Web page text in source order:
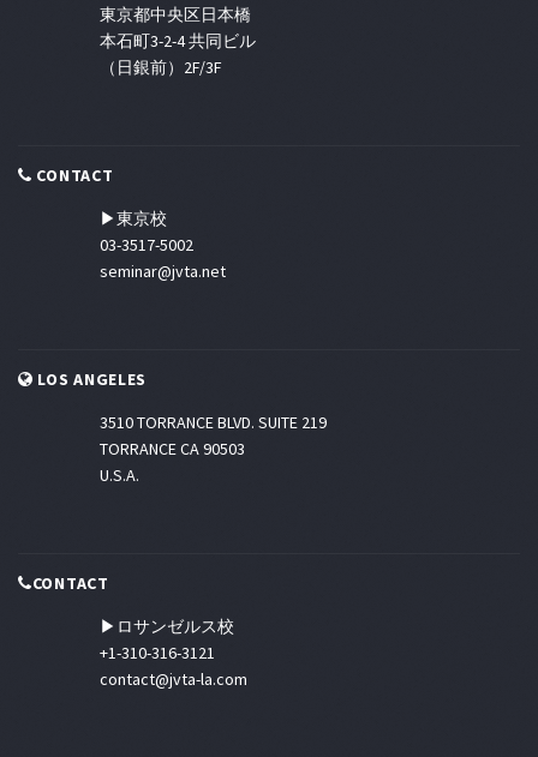
東京都中央区日本橋
本石町3-2-4 共同ビル
（日銀前）2F/3F
CONTACT
▶東京校
03-3517-5002
seminar@jvta.net
LOS ANGELES
3510 TORRANCE BLVD. SUITE 219
TORRANCE CA 90503
U.S.A.
CONTACT
▶ロサンゼルス校
+1-310-316-3121
contact@jvta-la.com